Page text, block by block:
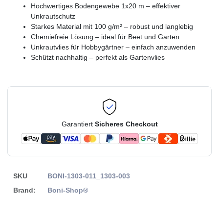
Hochwertiges Bodengewebe 1x20 m – effektiver
Unkrautschutz
Starkes Material mit 100 g/m² – robust und langlebig
Chemiefreie Lösung – ideal für Beet und Garten
Unkrautvlies für Hobbygärtner – einfach anzuwenden
Schützt nachhaltig – perfekt als Gartenvlies
Garantiert Sicheres Checkout
SKU
BONI-1303-011_1303-003
Brand:
Boni-Shop®